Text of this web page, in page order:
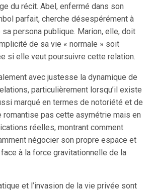
du récit. Abel, enfermé dans son
parfait, cherche désespérément à
persona publique. Marion, elle, doit
de sa vie « normale » soit
si elle veut poursuivre cette relation.
avec justesse la dynamique de
particulièrement lorsqu’il existe
marqué en termes de notoriété et de
romantise pas cette asymétrie mais en
réelles, montrant comment
négocier son propre espace et
à la force gravitationnelle de la
et l’invasion de la vie privée sont